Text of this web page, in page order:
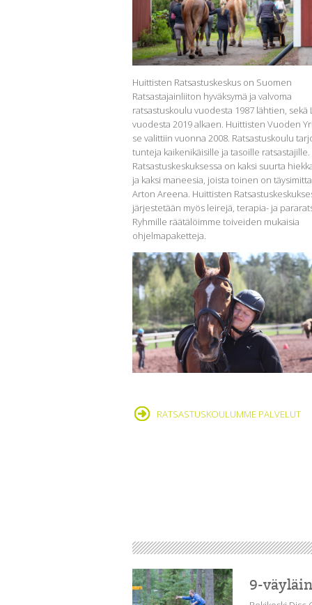
Huittisten Ratsastuskeskus on Suomen
Ratsastajainliiton hyväksymä ja valvoma
ratsastuskoulu vuodesta 1987 lähtien, sekä
vuodesta 2019 alkaen. Huittisten Vuoden
se valittiin vuonna 2008. Ratsastuskoulu
tunteja kaikenikäisille ja tasoille
Ratsastuskeskuksessa on kaksi suurta
ja kaksi maneesia, joista toinen on
Arton Areena. Huittisten
järjestetään myös leirejä, terapia- ja
Ryhmille räätälöimme toiveiden mukaisia
ohjelmapaketteja.
RATSASTUSKOULUMME PALVELUT
9-